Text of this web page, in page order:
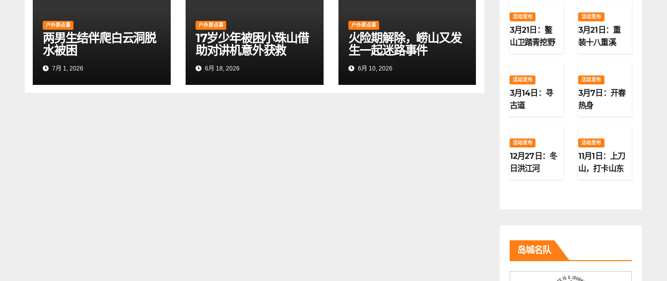
户外那点事
两男生结伴爬白云洞脱
水被困
7月 1, 2026
户外那点事
17岁少年被困小珠山借
助对讲机意外获救
6月 18, 2026
户外那点事
火险期解除，崂山又发
生一起迷路事件
6月 10, 2026
活动发布
3月21日：鳌
山卫踏青挖野
活动发布
3月21日：重
装十八重溪
活动发布
3月14日：寻
古道
活动发布
3月7日：开春
热身
活动发布
12月27日：冬
日洪江河
活动发布
11月1日：上刀
山，打卡山东
岛城名队